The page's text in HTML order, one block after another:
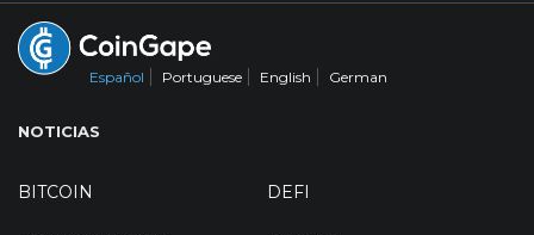
Español Portuguese English German
NOTICIAS
BITCOIN DEFI